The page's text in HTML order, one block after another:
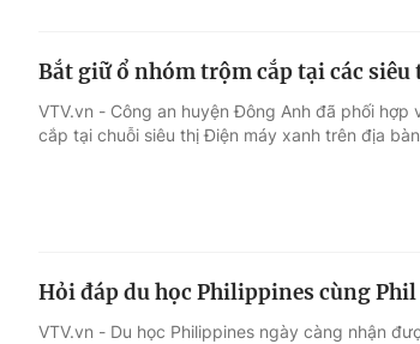
Bắt giữ ổ nhóm trộm cắp tại các siêu
VTV.vn - Công an huyện Đông Anh đã phối
cắp tại chuỗi siêu thị Điện máy xanh trên địa
Hỏi đáp du học Philippines cùng
VTV.vn - Du học Philippines ngày càng nhận